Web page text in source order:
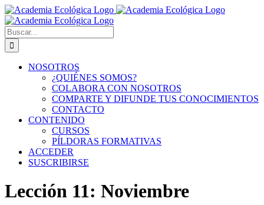
Saltar
al
contenido
Buscar:
NOSOTROS
¿QUIÉNES SOMOS?
COLABORA CON NOSOTROS
COMPARTE Y DIFUNDE TUS CONOCIMIENTOS
CONTACTO
CONTENIDO
CURSOS
PÍLDORAS FORMATIVAS
ACCEDER
SUSCRIBIRSE
Lección 11: Noviembre